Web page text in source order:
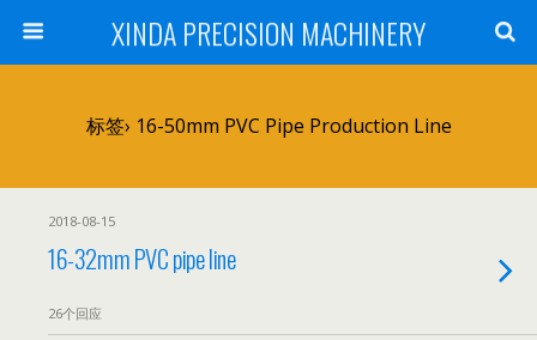
XINDA PRECISION MACHINERY
标签› 16-50mm PVC Pipe Production Line
2018-08-15
16-32mm PVC pipe line
26个回应